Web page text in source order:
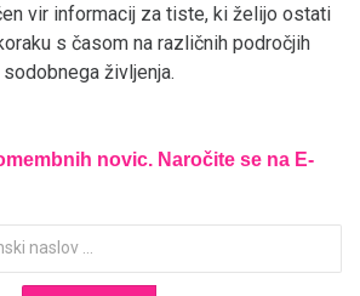
vir informacij za tiste, ki želijo ostati
s časom na različnih področjih
sodobnega življenja.
novic. Naročite se na E-